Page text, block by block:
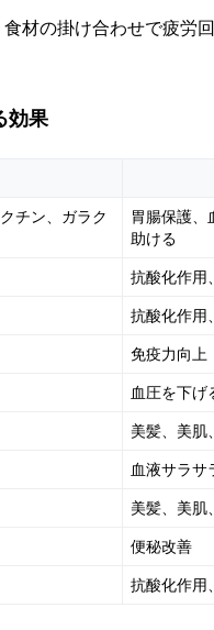
材の掛け合わせで疲労
効果
チン、ガラク
胃腸保護、
助ける
抗酸化作用
抗酸化作用
免疫力向上
血圧を下げ
美髪、美肌
血液サラサ
美髪、美肌
便秘改善
抗酸化作用